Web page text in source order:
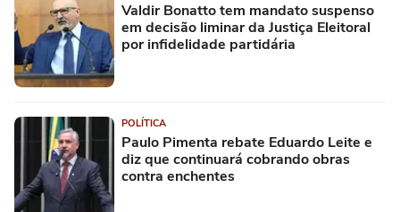
Valdir Bonatto tem mandato suspenso
em decisão liminar da Justiça Eleitoral
por infidelidade partidária
POLÍTICA
Paulo Pimenta rebate Eduardo Leite e
diz que continuará cobrando obras
contra enchentes